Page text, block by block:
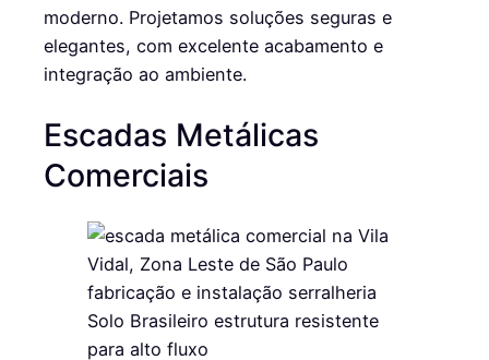
moderno. Projetamos soluções seguras e
elegantes, com excelente acabamento e
integração ao ambiente.
Escadas Metálicas
Comerciais